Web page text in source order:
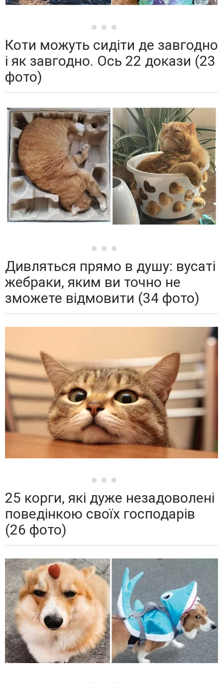
Коти можуть сидіти де завгодно
і як завгодно. Ось 22 докази (23
фото)
Дивляться прямо в душу: вусаті
жебраки, яким ви точно не
зможете відмовити (34 фото)
25 корги, які дуже незадоволені
поведінкою своїх господарів
(26 фото)